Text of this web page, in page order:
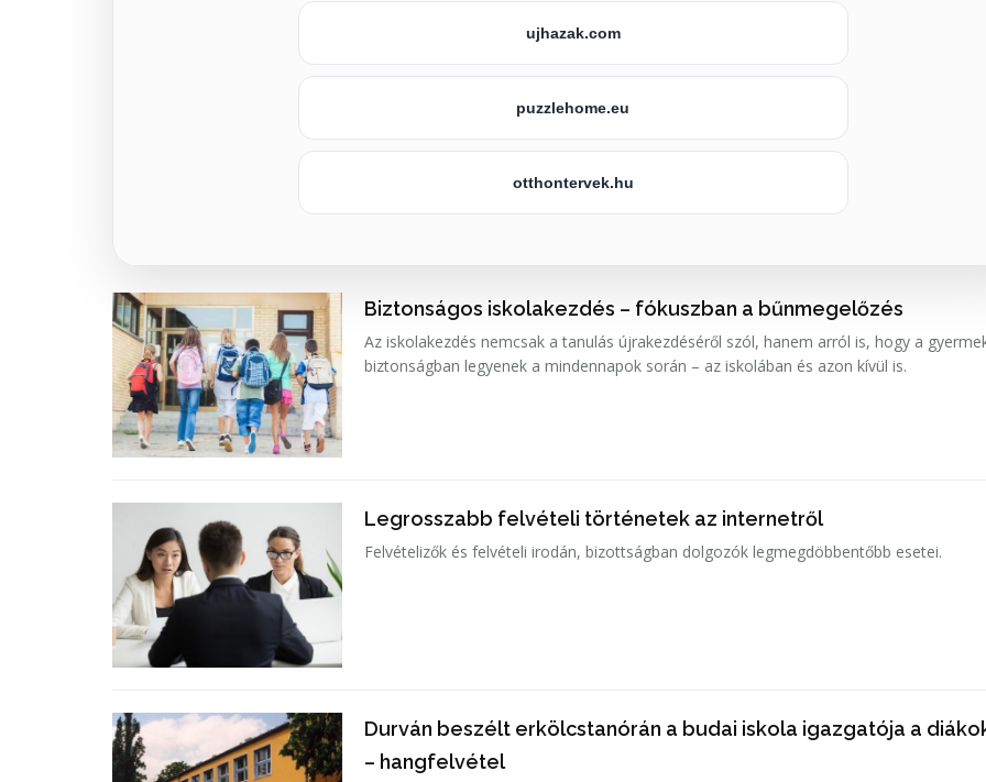
ujhazak.com
puzzlehome.eu
otthontervek.hu
Biztonságos iskolakezdés – fókuszban a bűnmegelőzés
Az iskolakezdés nemcsak a tanulás újrakezdéséről szól, hanem arról is, hogy a
biztonságban legyenek a mindennapok során – az iskolában és azon kívül is.
Legrosszabb felvételi történetek az internetről
Felvételizők és felvételi irodán, bizottságban dolgozók legmegdöbbentőbb esetei.
Durván beszélt erkölcstanórán a budai iskola igazgatója a
– hangfelvétel